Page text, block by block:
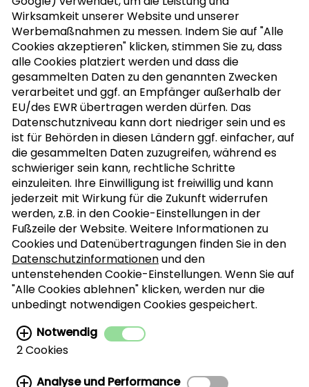
NUSSLETTER ABONNIEREN
MEIN KOCHBUCH
© California Walnut Commission
Wirksamkeit unserer Website und unserer
Werbemaßnahmen zu messen. Indem Sie auf "Alle
Cookies akzeptieren" klicken, stimmen Sie zu, dass
alle Cookies platziert werden und dass die
gesammelten Daten zu den genannten Zwecken
verarbeitet und ggf. an Empfänger außerhalb der
EU/des EWR übertragen werden dürfen. Das
Datenschutzniveau kann dort niedriger sein und es
ist für Behörden in diesen Ländern ggf. einfacher, auf
die gesammelten Daten zuzugreifen, während es
schwieriger sein kann, rechtliche Schritte
einzuleiten. Ihre Einwilligung ist freiwillig und kann
jederzeit mit Wirkung für die Zukunft widerrufen
werden, z.B. in den Cookie-Einstellungen in der
Fußzeile der Website. Weitere Informationen zu
Cookies und Datenübertragungen finden Sie in den
Datenschutzinformationenund den
untenstehenden Cookie-Einstellungen. Wenn Sie auf
"Alle Cookies ablehnen" klicken, werden nur die
unbedingt notwendigen Cookies gespeichert.
Notwendig
2 Cookies
Analyse und Performance